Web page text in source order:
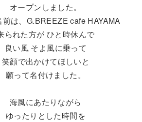
オープンしました。
前は、G.BREEZE cafe HAYAMA
られた方が ひと時休んで
良い風 そよ風に乗って
笑顔で出かけてほしいと
願って名付けました。
海風にあたりながら
ゆったりとした時間を